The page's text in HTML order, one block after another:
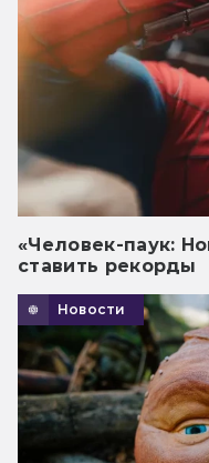
«Человек-паук:
ставить рекорды
Новости